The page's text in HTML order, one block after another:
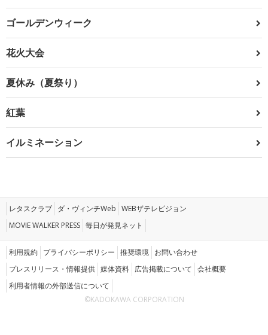
ゴールデンウィーク
花火大会
夏休み（夏祭り）
紅葉
イルミネーション
レタスクラブ ダ・ヴィンチWeb WEBザテレビジョン
MOVIE WALKER PRESS 毎日が発見ネット
利用規約 プライバシーポリシー 推奨環境 お問い合わせ
プレスリリース・情報提供 媒体資料 広告掲載について 会社概要
利用者情報の外部送信について
©KADOKAWA CORPORATION